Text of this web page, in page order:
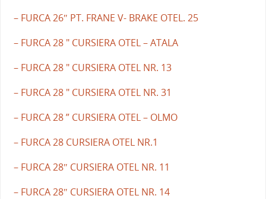
– FURCA 26″ PT. FRANE V- BRAKE OTEL. 25
– FURCA 28 " CURSIERA OTEL – ATALA
– FURCA 28 " CURSIERA OTEL NR. 13
– FURCA 28 " CURSIERA OTEL NR. 31
– FURCA 28 ” CURSIERA OTEL – OLMO
– FURCA 28 CURSIERA OTEL NR.1
– FURCA 28″ CURSIERA OTEL NR. 11
– FURCA 28″ CURSIERA OTEL NR. 14